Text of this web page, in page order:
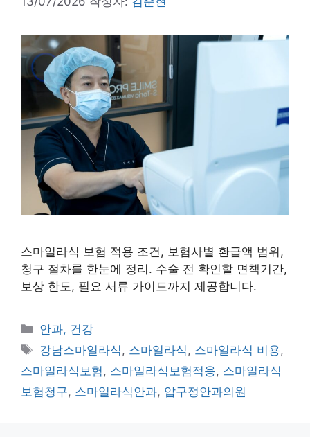
스마일라식 보험 적용 조건, 보험사별 환급액 범위,
청구 절차를 한눈에 정리. 수술 전 확인할 면책기간,
보상 한도, 필요 서류 가이드까지 제공합니다.
카
테
고
리
안과, 건강
태
그
강남스마일라식 , 스마일라식 , 스마일라식 비용,
스마일라식보험 , 스마일라식보험적용, 스마일라식
보험청구, 스마일라식안과, 압구정안과의원